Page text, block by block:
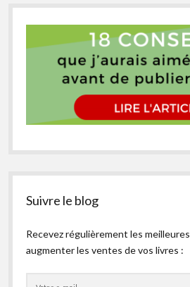
Suivre le blog
Recevez régulièrement les
augmenter les ventes de vos livres :